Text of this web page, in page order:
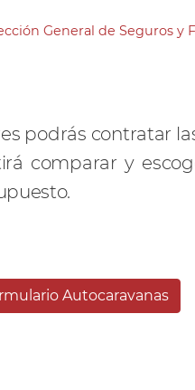
General de Seguros y
podrás contratar
comparar y
Autocaravanas